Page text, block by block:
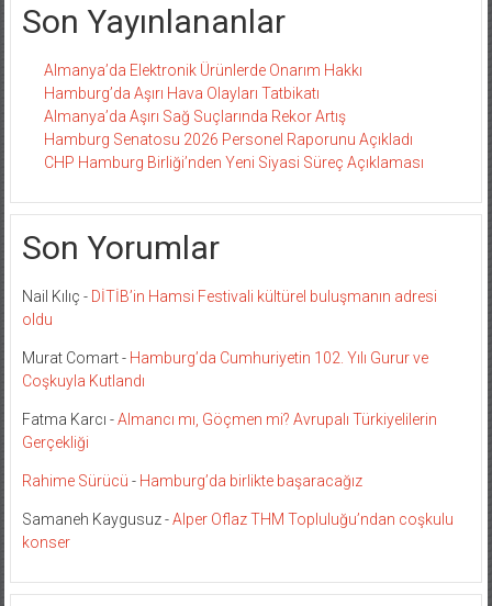
Son Yayınlananlar
Almanya’da Elektronik Ürünlerde Onarım Hakkı
Hamburg’da Aşırı Hava Olayları Tatbikatı
Almanya’da Aşırı Sağ Suçlarında Rekor Artış
Hamburg Senatosu 2026 Personel Raporunu Açıkladı
CHP Hamburg Birliği’nden Yeni Siyasi Süreç Açıklaması
Son Yorumlar
Nail Kılıç - DİTİB’in Hamsi Festivali kültürel buluşmanın adresi
oldu
Murat Comart- Hamburg’da Cumhuriyetin 102. Yılı Gurur ve
Coşkuyla Kutlandı
Fatma Karcı -Almancı mı, Göçmen mi? Avrupalı Türkiyelilerin
Gerçekliği
Rahime Sürücü - Hamburg’da birlikte başaracağız
Samaneh Kaygusuz-Alper Oflaz THM Topluluğu’ndan coşkulu
konser